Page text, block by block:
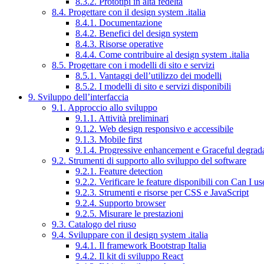
8.4. Progettare con il design system .italia
8.4.1. Documentazione
8.4.2. Benefici del design system
8.4.3. Risorse operative
8.4.4. Come contribuire al design system .italia
8.5. Progettare con i modelli di sito e servizi
8.5.1. Vantaggi dell’utilizzo dei modelli
8.5.2. I modelli di sito e servizi disponibili
9. Sviluppo dell’interfaccia
9.1. Approccio allo sviluppo
9.1.1. Attività preliminari
9.1.2. Web design responsivo e accessibile
9.1.3. Mobile first
9.1.4. Progressive enhancement e Graceful
9.2. Strumenti di supporto allo sviluppo del software
9.2.1. Feature detection
9.2.2. Verificare le feature disponibili con Can I
9.2.3. Strumenti e risorse per CSS e JavaScript
9.2.4. Supporto browser
9.2.5. Misurare le prestazioni
9.3. Catalogo del riuso
9.4. Sviluppare con il design system .italia
9.4.1. Il framework Bootstrap Italia
9.4.2. Il kit di sviluppo React